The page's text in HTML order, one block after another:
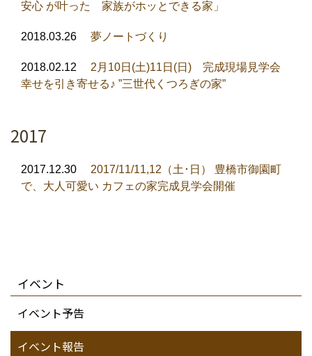
安心 が叶った 家族がホッとできる家」
2018.03.26 夢ノートづくり
2018.02.12
2月10日(土)11日(日) 完成現場見学会
幸せを引き寄せる♪ ”三世代くつろぎの家”
2017
2017.12.30
2017/11/11,12（土･日） 豊橋市御園町
で、大人可愛い カフェの家完成見学会開催
イベント
イベント予告
イベント報告